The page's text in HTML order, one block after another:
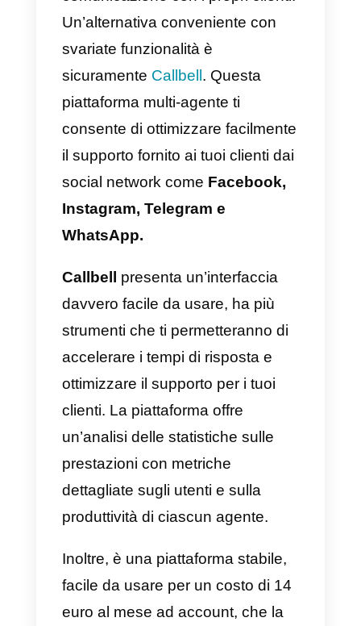
WaliChat è una buona
opzione per la tua
un’ottima opzione per qualsiasi
tipo di attività, che si tratti di un
centro sanitario, ristoranti,
immobili, centri educativi, negozi,
ecc. Tuttavia, il suo piano base
extra, come l’aggiunta di un
agente, che richiede un prezzo
aggiuntivo. Inoltre, la piattaforma
non presenta funzionalità
multicanale, poiché non dispone